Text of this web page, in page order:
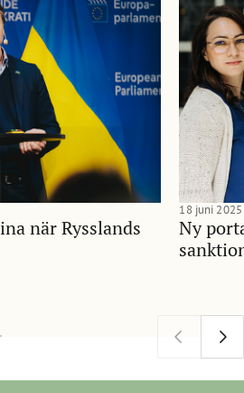
när Rysslands
Ny
18 juni 2025